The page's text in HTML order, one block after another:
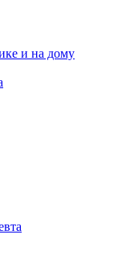
и на дому